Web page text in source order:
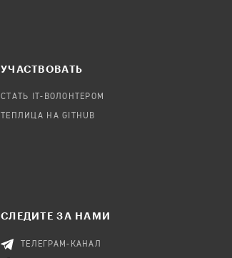
УЧАСТВОВАТЬ
СТАТЬ IT-ВОЛОНТЕРОМ
ТЕПЛИЦА НА GITHUB
СЛЕДИТЕ ЗА НАМИ
ТЕЛЕГРАМ-КАНАЛ